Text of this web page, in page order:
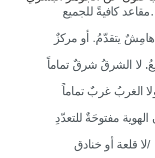
هامِشٌ يتقدّمُ. أو مركزٌ
لا الشرقُ شرقٌ تماماً
الهوية مفتوحَةٌ للتعدّدِ
لا قلعة أو خنادق/